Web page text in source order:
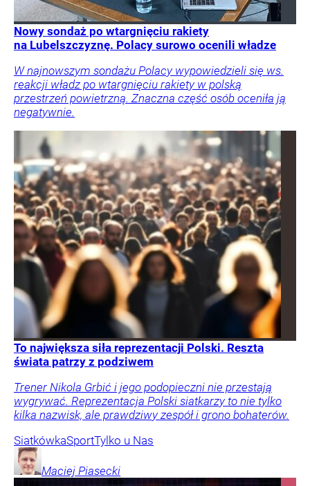
Nowy sondaż po wtargnięciu rakiety
na Lubelszczyznę. Polacy surowo ocenili władze
W najnowszym sondażu Polacy wypowiedzieli się ws.
reakcji władz po wtargnięciu rakiety w polską
przestrzeń powietrzną. Znaczna część osób oceniła ją
negatywnie.
To największa siła reprezentacji Polski. Reszta
świata patrzy z podziwem
Trener Nikola Grbić i jego podopieczni nie przestają
wygrywać. Reprezentacja Polski siatkarzy to nie tylko
kilka nazwisk, ale prawdziwy zespół i grono bohaterów.
SiatkówkaSportTylko u Nas
Maciej Piasecki